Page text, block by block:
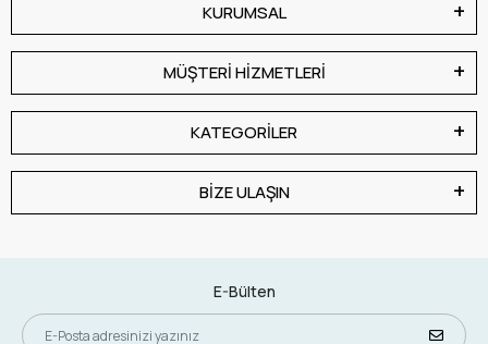
KURUMSAL
MÜŞTERİ HİZMETLERİ
KATEGORİLER
BİZE ULAŞIN
E-Bülten